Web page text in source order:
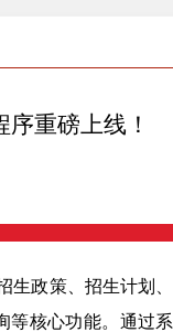
重磅上线！
政策、招生计划、
等核心功能。通过系